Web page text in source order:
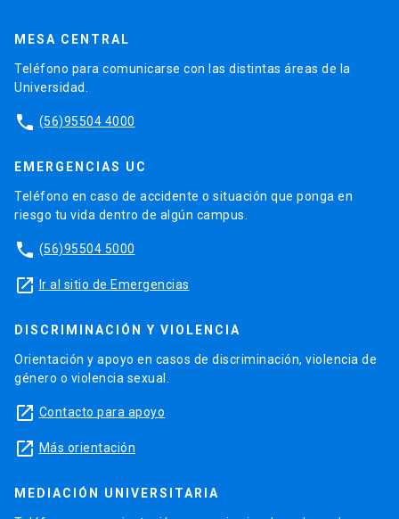
MESA CENTRAL
Teléfono para comunicarse con las distintas áreas de la
Universidad.
phone (56)95504 4000
EMERGENCIAS UC
Teléfono en caso de accidente o situación que ponga en
riesgo tu vida dentro de algún campus.
phone (56)95504 5000
launch Ir al sitio de Emergencias
DISCRIMINACIÓN Y VIOLENCIA
Orientación y apoyo en casos de discriminación, violencia de
género o violencia sexual.
launch Contacto para apoyo
launch Más orientación
MEDIACIÓN UNIVERSITARIA